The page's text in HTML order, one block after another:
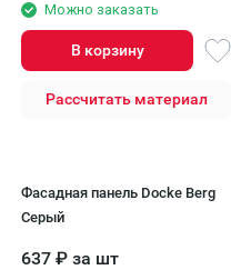
Можно заказать
В корзину
Рассчитать материал
Фасадная панель Docke Berg
Серый
637 ₽ за шт